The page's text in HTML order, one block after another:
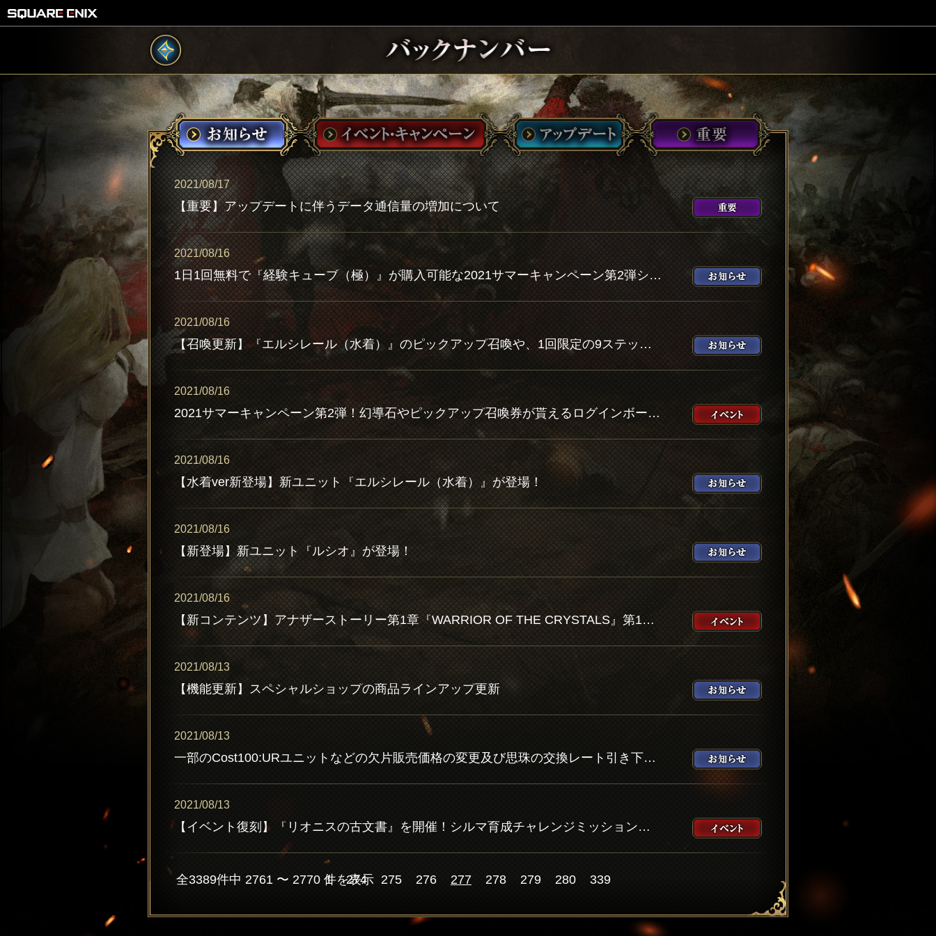
2021/08/17
【重要】アップデートに伴うデータ通信量の増加について
2021/08/16
1日1回無料で『経験キューブ（極）』が購入可能な2021サマーキャンペーン第2弾ショップなどを開催！
2021/08/16
【召喚更新】『エルシレール（水着）』のピックアップ召喚や、1回限定の9ステップアップ10連召喚などを開催！
2021/08/16
2021サマーキャンペーン第2弾！幻導石やピックアップ召喚券が貰えるログインボーナスなどを開催！
2021/08/16
【水着ver新登場】新ユニット『エルシレール（水着）』が登場！
2021/08/16
【新登場】新ユニット『ルシオ』が登場！
2021/08/16
【新コンテンツ】アナザーストーリー第1章『WARRIOR OF THE CRYSTALS』第1節を公開！
2021/08/13
【機能更新】スペシャルショップの商品ラインアップ更新
2021/08/13
一部のCost100:URユニットなどの欠片販売価格の変更及び思珠の交換レート引き下げ等について
2021/08/13
【イベント復刻】『リオニスの古文書』を開催！シルマ育成チャレンジミッションも！
全3389件中 2761 〜 2770 件を表示
1 274 275 276 277 278 279 280 339